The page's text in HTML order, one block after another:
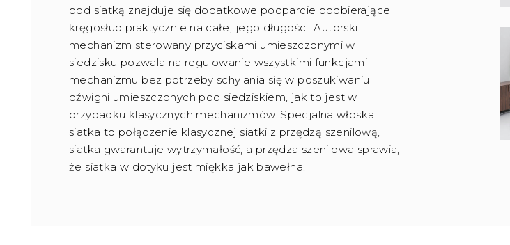
pod siatką znajduje się dodatkowe podparcie podbierające
kręgosłup praktycznie na całej jego długości. Autorski
mechanizm sterowany przyciskami umieszczonymi w
siedzisku pozwala na regulowanie wszystkimi funkcjami
mechanizmu bez potrzeby schylania się w poszukiwaniu
dźwigni umieszczonych pod siedziskiem, jak to jest w
przypadku klasycznych mechanizmów. Specjalna włoska
siatka to połączenie klasycznej siatki z przędzą szenilową,
siatka gwarantuje wytrzymałość, a przędza szenilowa sprawia,
że siatka w dotyku jest miękka jak bawełna.